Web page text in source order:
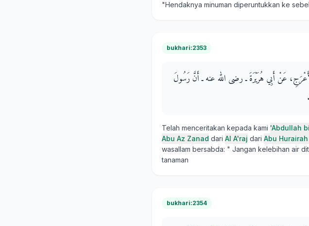
"Hendaknya minuman diperuntukkan ke
bukhari:2353
عَنْ أَبِي هُرَيْرَةَ ـ رضى الله عنه ـ أَنَّ رَسُولَ
Telah menceritakan kepada kami 'Abdullah
Abu Az Zanad dari Al A'raj dari Abu
wasallam bersabda: " Jangan kelebihan air
tanaman
bukhari:2354